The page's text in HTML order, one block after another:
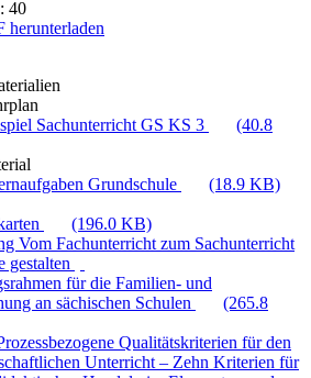
40
herunterladen
Sachunterricht GS KS 3
(40.8
Grundschule
(18.9 KB)
(196.0 KB)
Vom Fachunterricht zum Sachunterricht
gestalten
für die Familien- und
an sächischen Schulen
(265.8
Qualitätskriterien für den
Unterricht – Zehn Kriterien für